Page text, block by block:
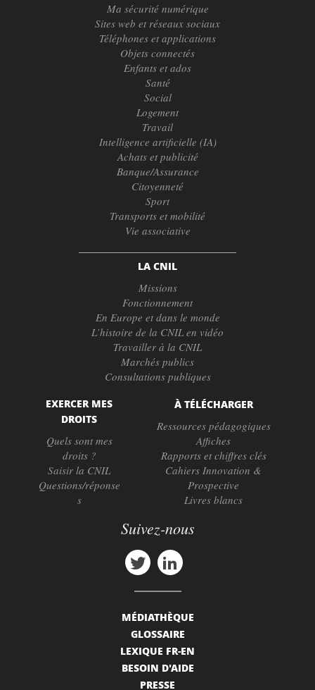
Ma sécurité numérique
Sites web et réseaux sociaux
Téléphones et applications
Objets connectés
Enfants et ados
Santé
Social
Logement
Travail
Intelligence artificielle (IA)
Achats et publicité
Banque/Assurance
Citoyenneté
Sport
Transports et mobilité
Vie associative
LA CNIL
Missions
Fonctionnement
En Europe et dans le monde
L’histoire de la CNIL en vidéo
Travailler à la CNIL
Marchés publics
Consultations publiques
EXERCER MES
DROITS
Quels sont mes
droits ?
Saisir la CNIL
Questions/réponse
s
À TÉLÉCHARGER
Ressources pédagogiques
Affiches
Rapports et chiffres clés
Cahiers Innovation &
Prospective
Livres blancs
Suivez-nous
MÉDIATHÈQUE
GLOSSAIRE
LEXIQUE FR-EN
BESOIN D'AIDE
PRESSE